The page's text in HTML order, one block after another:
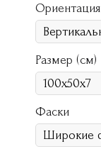
Ориентация
Размер (см)
Фаски